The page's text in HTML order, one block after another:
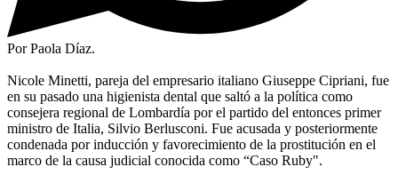
Por Paola Díaz.
Nicole Minetti, pareja del empresario italiano Giuseppe Cipriani, fue
en su pasado una higienista dental que saltó a la política como
consejera regional de Lombardía por el partido del entonces primer
ministro de Italia, Silvio Berlusconi. Fue acusada y posteriormente
condenada por inducción y favorecimiento de la prostitución en el
marco de la causa judicial conocida como “Caso Ruby".